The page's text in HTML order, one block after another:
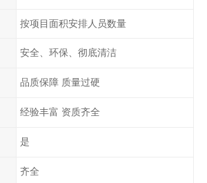
按项目面积安排人员数量
安全、环保、彻底清洁
品质保障 质量过硬
经验丰富 资质齐全
是
齐全